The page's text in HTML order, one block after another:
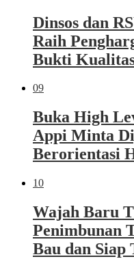
Dinsos dan
Raih
Bukti
09
Buka High
Appi Minta
Berorientasi
10
Wajah Baru
Penimbunan
Bau dan Siap